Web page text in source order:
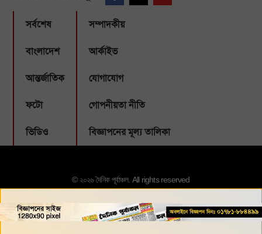
সর্বশেষ
বাংলাদেশ
আন্তর্জাতিক
ফটো
ভিডিও
সম্পাদকীয়
আর্কাইভ
যোগাযোগ
গোপনীয়তা নীতি
বিজ্ঞাপনের মূল্য তালিকা
© ২০২৬ দৈনিক পূর্বাঞ্চল. All rights reserved
Designed & Developed by: